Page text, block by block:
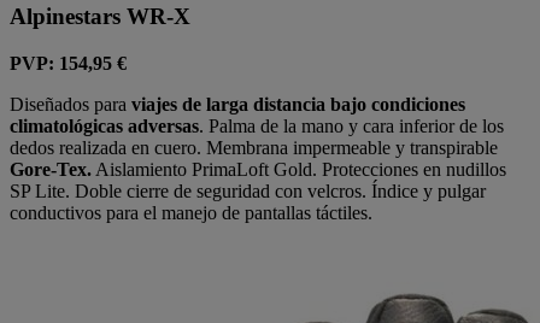
Alpinestars WR-X
PVP: 154,95 €
Diseñados para viajes de larga distancia bajo condiciones
climatológicas adversas. Palma de la mano y cara inferior de los
dedos realizada en cuero. Membrana impermeable y transpirable
Gore-Tex. Aislamiento PrimaLoft Gold. Protecciones en nudillos
SP Lite. Doble cierre de seguridad con velcros. Índice y pulgar
conductivos para el manejo de pantallas táctiles.